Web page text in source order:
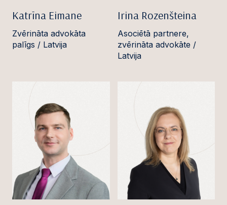
Katrīna Eimane
Zvērināta advokāta
palīgs / Latvija
Irina Rozenšteina
Asociētā partnere,
zvērināta advokāte /
Latvija